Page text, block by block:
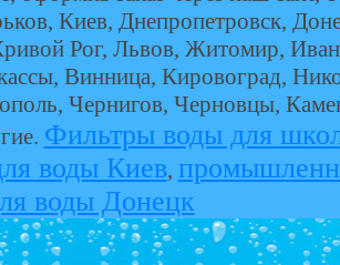
Киев, Днепропетровск,
Рог, Львов, Житомир,
Винница, Кировоград,
Чернигов, Черновцы,
Фильтры воды для
воды Киев,
воды Донецк